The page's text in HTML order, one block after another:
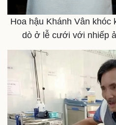
Pháp luật
Vụ án
Hoa hậu Khánh Vân khóc
dò ở lễ cưới với nhiếp